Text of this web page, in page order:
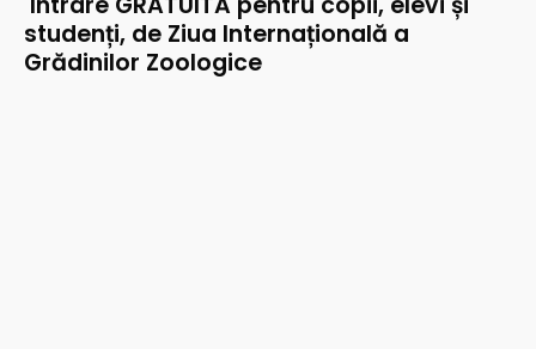
studenți, de Ziua Internațională a
Grădinilor Zoologice